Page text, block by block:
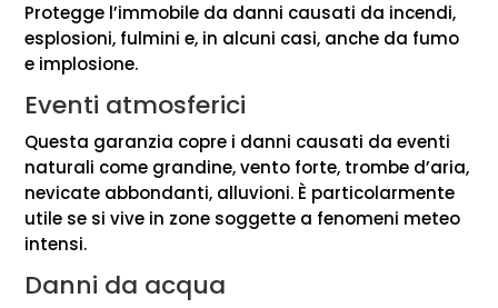
Protegge l’immobile da danni causati da incendi,
esplosioni, fulmini e, in alcuni casi, anche da fumo
e implosione.
Eventi atmosferici
Questa garanzia copre i danni causati da eventi
naturali come grandine, vento forte, trombe d’aria,
nevicate abbondanti, alluvioni. È particolarmente
utile se si vive in zone soggette a fenomeni meteo
intensi.
Danni da acqua